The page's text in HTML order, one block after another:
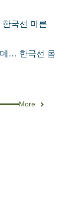
국선 마른
데… 한국선 몸
More